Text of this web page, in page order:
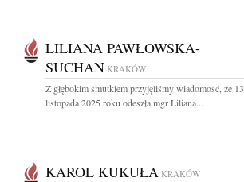
LILIANA PAWŁOWSKA-
SUCHAN KRAKÓW
Z głębokim smutkiem przyjęliśmy wiadomość, że 13
listopada 2025 roku odeszła mgr Liliana...
KAROL KUKUŁA KRAKÓW